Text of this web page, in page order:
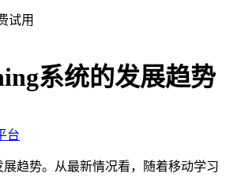
试用
系统的发展趋势
台
展趋势。从最新情况看，随着移动学习